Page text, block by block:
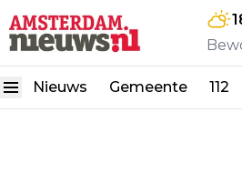
Nieuws Gemeente 112